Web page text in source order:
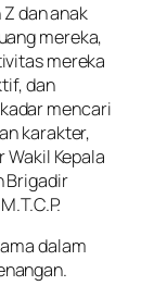
dan anak
mereka,
mereka
dan
mencari
karakter,
Kepala
Brigadir
dalam